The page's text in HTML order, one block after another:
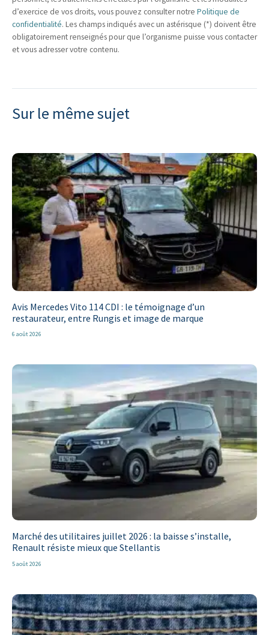
d’exercice de vos droits, vous pouvez consulter notre Politique de
confidentialité. Les champs indiqués avec un astérisque (*) doivent être
obligatoirement renseignés pour que l’organisme puisse vous contacter
et vous adresser votre contenu.
Sur le même sujet
Avis Mercedes Vito 114 CDI : le témoignage d’un
restaurateur, entre Rungis et image de marque
6 août 2026
Marché des utilitaires juillet 2026 : la baisse s’installe,
Renault résiste mieux que Stellantis
5 août 2026